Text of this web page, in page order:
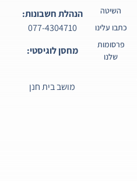
השיטה
כתבו עלינו
פרסומות
שלנו
הנהלת חשבונות:
077-4304710
מחסן לוגיסטי:
מושב בית חנן